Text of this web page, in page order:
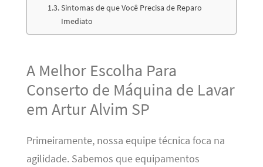
Sintomas de que Você Precisa de Reparo
Imediato
A Melhor Escolha Para
Conserto de Máquina de Lavar
em Artur Alvim SP
Primeiramente, nossa equipe técnica foca na
agilidade. Sabemos que equipamentos